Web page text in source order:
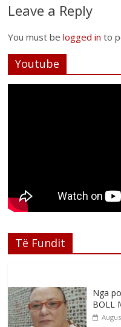
Leave a Reply
You must belogged in to
Youtube
Të Fundit
Nga
BOLL